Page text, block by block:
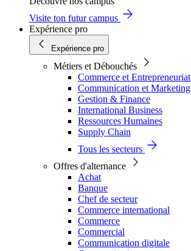
Visite ton futur campus
Expérience pro
Expérience pro
Métiers et Débouchés
Commerce et Entrepreneuriat
Communication et Marketing
Gestion & Finance
International Business
Ressources Humaines
Supply Chain
Tous les secteurs
Offres d'alternance
Achat
Banque
Chef de secteur
Commerce international
Commerce
Commercial
Communication digitale